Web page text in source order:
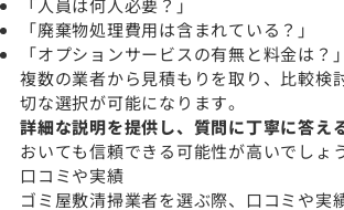
「人員は何人必要？」
「廃棄物処理費用は含まれている？」
「オプションサービスの有無と料金は？」
複数の業者から見積もりを取り、比較検
切な選択が可能になります。
詳細な説明を提供し、質問に丁寧に答え
おいても信頼できる可能性が高いでしょう
口コミや実績
ゴミ屋敷清掃業者を選ぶ際、口コミや実